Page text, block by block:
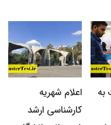
به
اعلام شهریه
کارشناسی ارشد